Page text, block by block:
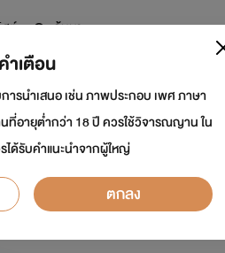
ต์ ค้นหา
ฆ่าเกิดใหม่เป็น
งดำ
ศูนย์สี่04
คำเตือน
ารนำเสนอ เช่น ภาพประกอบ เพศ ภาษา
ที่อายุต่ำกว่า 18 ปี ควรใช้วิจารณญาน ใน
ได้รับคำแนะนำจากผู้ใหญ่
ตกลง